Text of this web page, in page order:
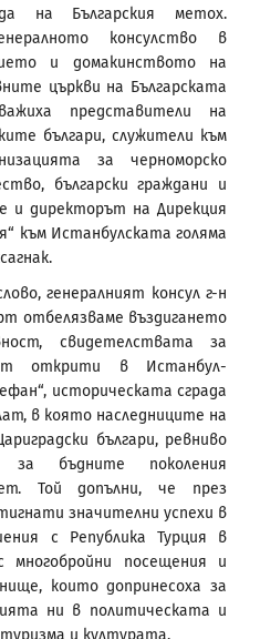
на Българския метох.
консулство в
и домакинството на
църкви на Българската
представители на
българи, служители към
за черноморско
български граждани и
и директорът на Дирекция
към Истанбулската голяма
генералният консул г-н
отбелязваме въздигането
свидетелствата за
открити в Истанбул-
историческата сграда
в която наследниците на
българи, ревниво
бъдните поколения
Той допълни, че през
значителни успехи в
с Република Турция в
многобройни посещения и
които допринесоха за
ни в политическата и
и културата.